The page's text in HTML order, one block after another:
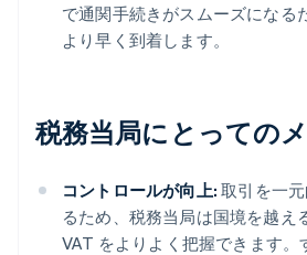
で通関手続きがスムーズになる
より早く到着します。
税務当局にとっての
コントロールが向上: 取引を一
るため、税務当局は国境を越え
VAT をよりよく把握できます。